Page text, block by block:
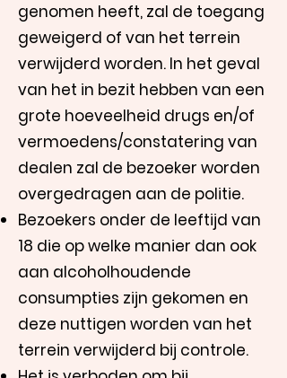
genomen heeft, zal de toegang
geweigerd of van het terrein
verwijderd worden. In het geval
van het in bezit hebben van een
grote hoeveelheid drugs en/of
vermoedens/constatering van
dealen zal de bezoeker worden
overgedragen aan de politie.
Bezoekers onder de leeftijd van
18 die op welke manier dan ook
aan alcoholhoudende
consumpties zijn gekomen en
deze nuttigen worden van het
terrein verwijderd bij controle.